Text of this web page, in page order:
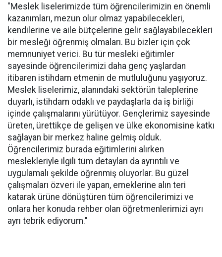
"Meslek liselerimizde tüm öğrencilerimizin en önemli
kazanımları, mezun olur olmaz yapabilecekleri,
kendilerine ve aile bütçelerine gelir sağlayabilecekleri
bir mesleği öğrenmiş olmaları. Bu bizler için çok
memnuniyet verici. Bu tür mesleki eğitimler
sayesinde öğrencilerimizi daha genç yaşlardan
itibaren istihdam etmenin de mutluluğunu yaşıyoruz.
Meslek liselerimiz, alanındaki sektörün taleplerine
duyarlı, istihdam odaklı ve paydaşlarla da iş birliği
içinde çalışmalarını yürütüyor. Gençlerimiz sayesinde
üreten, ürettikçe de gelişen ve ülke ekonomisine katkı
sağlayan bir merkez haline gelmiş olduk.
Öğrencilerimiz burada eğitimlerini alırken
meslekleriyle ilgili tüm detayları da ayrıntılı ve
uygulamalı şekilde öğrenmiş oluyorlar. Bu güzel
çalışmaları özveri ile yapan, emeklerine alın teri
katarak ürüne dönüştüren tüm öğrencilerimizi ve
onlara her konuda rehber olan öğretmenlerimizi ayrı
ayrı tebrik ediyorum."